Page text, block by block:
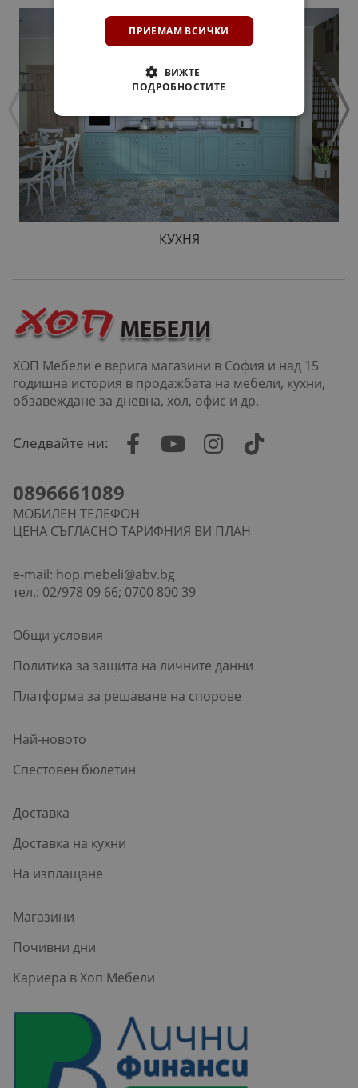
КУХНЯ
ХОП Мебели е верига магазини в София и над 15
годишна история в продажбата на мебели, кухни,
обзавеждане за дневна, хол, офис и др.
Следвайте ни:
0896661089
МОБИЛЕН ТЕЛЕФОН
ЦЕНА СЪГЛАСНО ТАРИФНИЯ ВИ ПЛАН
e-mail: hop.mebeli@abv.bg
тел.: 02/978 09 66; 0700 800 39
Общи условия
Политика за защита на личните данни
Платформа за решаване на спорове
Най-новото
Спестовен бюлетин
Доставка
Доставка на кухни
На изплащане
Магазини
Почивни дни
Кариера в Хоп Мебели
ПРИЕМАМ ВСИЧКИ
ВИЖТЕ
ПОДРОБНОСТИТЕ